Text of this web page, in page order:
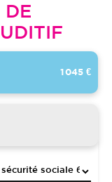
DE
1 045 €